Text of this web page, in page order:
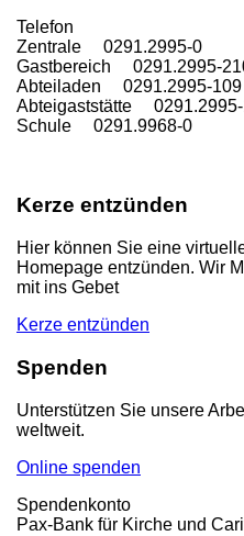
Telefon
Zentrale 0291.2995-0
Gastbereich 0291.2995-
Abteiladen 0291.2995-109
Abteigaststätte
Schule 0291.9968-0
Kerze entzünden
Hier können Sie eine
Homepage entzünden. Wir
mit ins Gebet
Kerze entzünden
Spenden
Unterstützen Sie unsere
weltweit.
Online spenden
Spendenkonto
Pax-Bank für Kirche und